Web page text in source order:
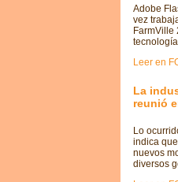
Adobe
vez
FarmVille
Leer en
La
reunió
Lo
indica
nuevos
diversos